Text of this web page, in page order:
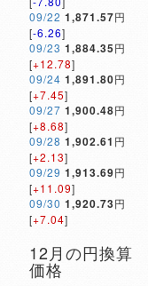
09/22 1,871.57円
[-6.26]
09/23 1,884.35円
[+12.78]
09/24 1,891.80円
[+7.45]
09/27 1,900.48円
[+8.68]
09/28 1,902.61 円
[+2.13]
09/29 1,913.69円
[+11.09]
09/30 1,920.73円
[+7.04]
12月の円換算
価格